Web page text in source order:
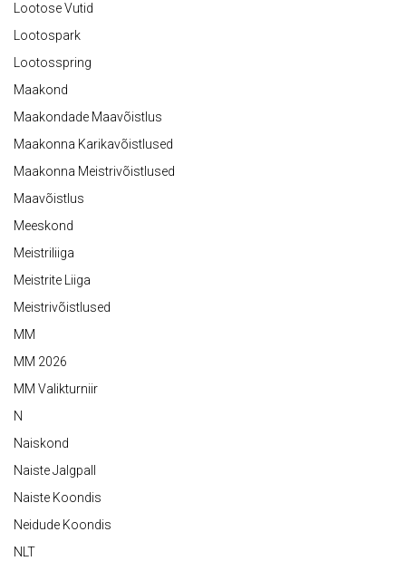
Lootose Vutid
Lootospark
Lootosspring
Maakond
Maakondade Maavõistlus
Maakonna Karikavõistlused
Maakonna Meistrivõistlused
Maavõistlus
Meeskond
Meistriliiga
Meistrite Liiga
Meistrivõistlused
MM
MM 2026
MM Valikturniir
N
Naiskond
Naiste Jalgpall
Naiste Koondis
Neidude Koondis
NLT